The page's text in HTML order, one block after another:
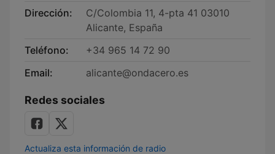
Dirección:
C/Colombia 11, 4-pta 41 03010
Alicante, España
Teléfono:
+34 965 14 72 90
Email:
alicante@ondacero.es
Redes sociales
Actualiza esta información de radio